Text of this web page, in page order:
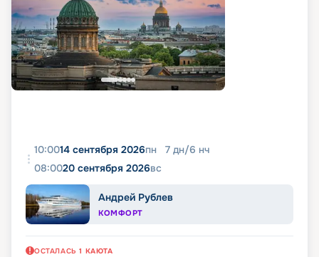
10:0014 сентября 2026пн 7 дн/6 нч
08:0020 сентября 2026вс
Андрей Рублев
КОМФОРТ
ОСТАЛАСЬ 1 КАЮТА